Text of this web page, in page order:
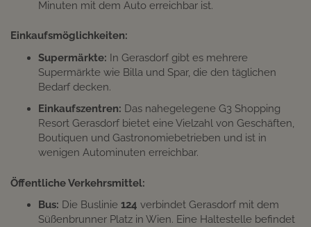
Minuten mit dem Auto erreichbar ist.​
Einkaufsmöglichkeiten:
Supermärkte: In Gerasdorf gibt es mehrere
Supermärkte wie Billa und Spar, die den täglichen
Bedarf decken.​
Einkaufszentren: Das nahegelegene G3 Shopping
Resort Gerasdorf bietet eine Vielzahl von Geschäften,
Boutiquen und Gastronomiebetrieben und ist in
wenigen Autominuten erreichbar.​
Öffentliche Verkehrsmittel:
Bus: Die Buslinie 124 verbindet Gerasdorf mit dem
Süßenbrunner Platz in Wien. Eine Haltestelle befindet